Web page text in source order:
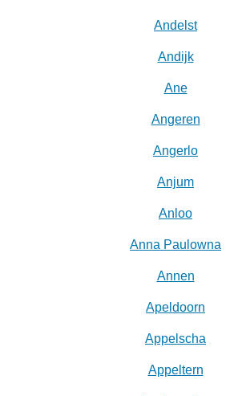
Andelst
Andijk
Ane
Angeren
Angerlo
Anjum
Anloo
Anna Paulowna
Annen
Apeldoorn
Appelscha
Appeltern